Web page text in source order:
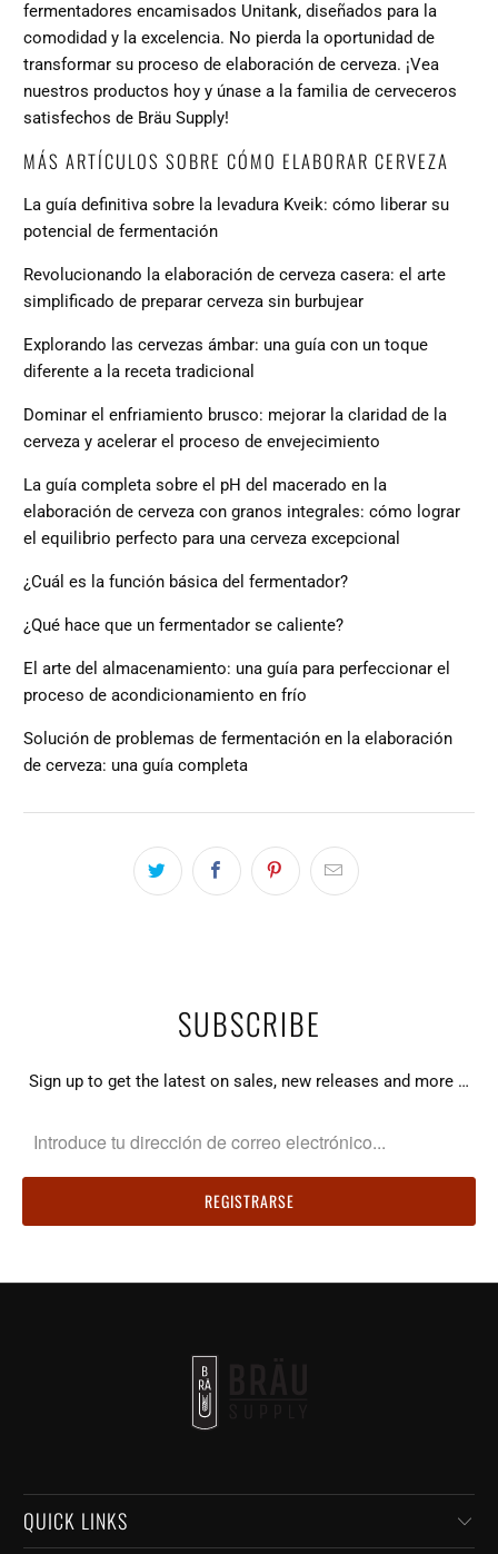
fermentadores encamisados ​​Unitank, diseñados para la
comodidad y la excelencia. No pierda la oportunidad de
transformar su proceso de elaboración de cerveza. ¡Vea
nuestros productos hoy y únase a la familia de cerveceros
satisfechos de Bräu Supply!
MÁS ARTÍCULOS SOBRE CÓMO ELABORAR CERVEZA
La guía definitiva sobre la levadura Kveik: cómo liberar su
potencial de fermentación
Revolucionando la elaboración de cerveza casera: el arte
simplificado de preparar cerveza sin burbujear
Explorando las cervezas ámbar: una guía con un toque
diferente a la receta tradicional
Dominar el enfriamiento brusco: mejorar la claridad de la
cerveza y acelerar el proceso de envejecimiento
La guía completa sobre el pH del macerado en la
elaboración de cerveza con granos integrales: cómo lograr
el equilibrio perfecto para una cerveza excepcional
¿Cuál es la función básica del fermentador?
¿Qué hace que un fermentador se caliente?
El arte del almacenamiento: una guía para perfeccionar el
proceso de acondicionamiento en frío
Solución de problemas de fermentación en la elaboración
de cerveza: una guía completa
SUBSCRIBE
Sign up to get the latest on sales, new releases and more …
QUICK LINKS